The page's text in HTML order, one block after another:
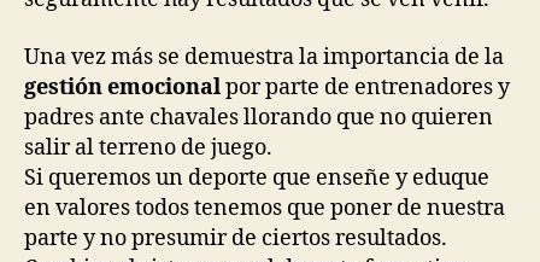
Una vez más se demuestra la importancia de la
gestión emocionalpor parte de entrenadores y
padres ante chavales llorando que no quieren
salir al terreno de juego.
Si queremos un deporte que enseñe y eduque
en valores todos tenemos que poner de nuestra
parte y no presumir de ciertos resultados.